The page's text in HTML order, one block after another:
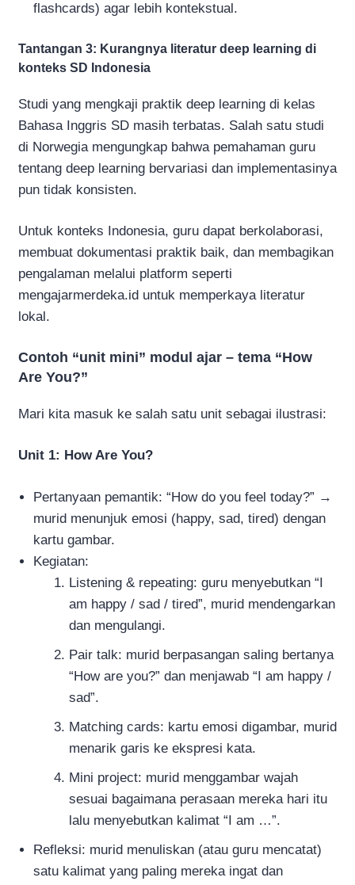
flashcards) agar lebih kontekstual.
Tantangan 3: Kurangnya literatur deep learning di
konteks SD Indonesia
Studi yang mengkaji praktik deep learning di kelas
Bahasa Inggris SD masih terbatas. Salah satu studi
di Norwegia mengungkap bahwa pemahaman guru
tentang deep learning bervariasi dan implementasinya
pun tidak konsisten.
Untuk konteks Indonesia, guru dapat berkolaborasi,
membuat dokumentasi praktik baik, dan membagikan
pengalaman melalui platform seperti
mengajarmerdeka.id untuk memperkaya literatur
lokal.
Contoh “unit mini” modul ajar – tema “How
Are You?”
Mari kita masuk ke salah satu unit sebagai ilustrasi:
Unit 1: How Are You?
Pertanyaan pemantik: “How do you feel today?” →
murid menunjuk emosi (happy, sad, tired) dengan
kartu gambar.
Kegiatan:
Listening & repeating: guru menyebutkan “I
am happy / sad / tired”, murid mendengarkan
dan mengulangi.
Pair talk: murid berpasangan saling bertanya
“How are you?” dan menjawab “I am happy /
sad”.
Matching cards: kartu emosi digambar, murid
menarik garis ke ekspresi kata.
Mini project: murid menggambar wajah
sesuai bagaimana perasaan mereka hari itu
lalu menyebutkan kalimat “I am …”.
Refleksi: murid menuliskan (atau guru mencatat)
satu kalimat yang paling mereka ingat dan